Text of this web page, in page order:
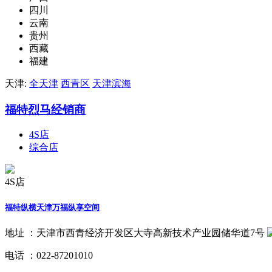
四川
云南
贵州
西藏
福建
天津: 全天津 西青区 天津滨海
福特烈马经销商
4S店
综合店
4S店
福特纵横天津万福纵享空间
地址 ： 天津市西青经济开发区大寺高新技术产业园储华道7号
电话 ： 022-87201010